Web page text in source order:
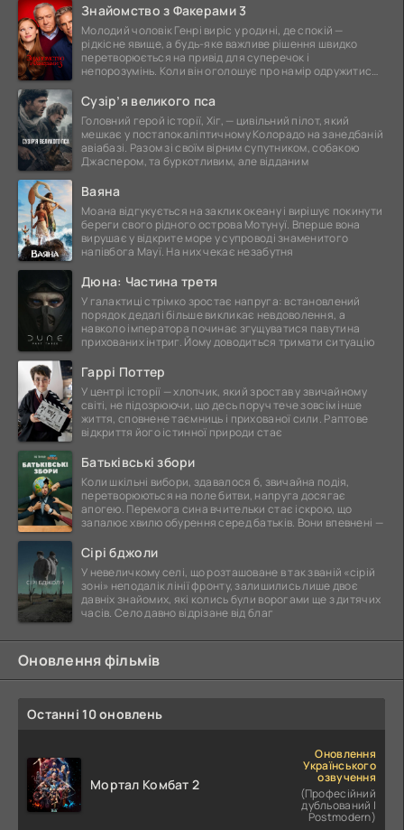
Знайомство з Факерами 3
Молодий чоловік Генрі виріс у родині, де спокій —
рідкісне явище, а будь-яке важливе рішення швидко
перетворюється на привід для суперечок і
непорозумінь. Коли він оголошує про намір одружитися,
Сузір’я великого пса
Головний герой історії, Хіг, — цивільний пілот, який
мешкає у постапокаліптичному Колорадо на занедбаній
авіабазі. Разом зі своїм вірним супутником, собакою
Джаспером, та буркотливим, але відданим
Ваяна
Моана відгукується на заклик океану і вирішує покинути
береги свого рідного острова Мотунуї. Вперше вона
вирушає у відкрите море у супроводі знаменитого
напівбога Мауї. На них чекає незабутня
Дюна: Частина третя
У галактиці стрімко зростає напруга: встановлений
порядок дедалі більше викликає невдоволення, а
навколо імператора починає згущуватися павутина
прихованих інтриг. Йому доводиться тримати ситуацію
Гаррі Поттер
У центрі історії — хлопчик, який зростав у звичайному
світі, не підозрюючи, що десь поруч тече зовсім інше
життя, сповнене таємниць і прихованої сили. Раптове
відкриття його істинної природи стає
Батьківські збори
Коли шкільні вибори, здавалося б, звичайна подія,
перетворюються на поле битви, напруга досягає
апогею. Перемога сина вчительки стає іскрою, що
запалює хвилю обурення серед батьків. Вони впевнені —
Сірі бджоли
У невеличкому селі, що розташоване в так званій «сірій
зоні» неподалік лінії фронту, залишились лише двоє
давніх знайомих, які колись були ворогами ще з дитячих
часів. Село давно відрізане від благ
Оновлення фільмів
Останні 10 оновлень
Мортал Комбат 2
Оновлення
Українського
озвучення
(Професійний
дубльований |
Postmodern)